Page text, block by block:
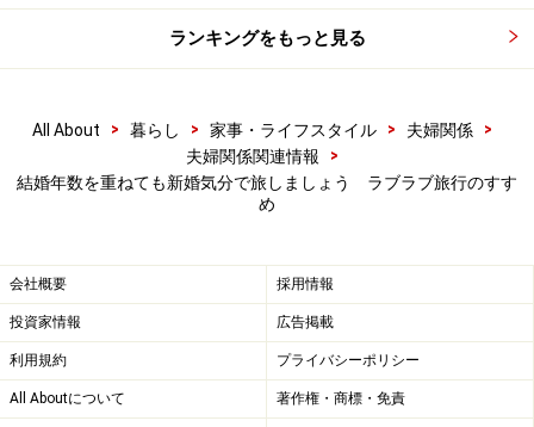
ランキングをもっと見る
All About > 暮らし > 家事・ライフスタイル > 夫婦関係
>
夫婦関係関連情報
>
結婚年数を重ねても新婚気分で旅しましょう ラブラブ旅行のすす
め
会社概要 採用情報
投資家情報 広告掲載
利用規約 プライバシーポリシー
All Aboutについて 著作権・商標・免責